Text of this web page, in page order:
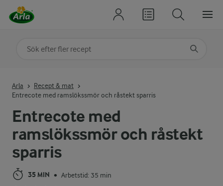
Entrecote med
ramslökssmör och råstekt
sparris
35 MIN • Arbetstid: 35 min
Arla
Recept & mat
Entrecote med ramslökssmör och råstekt sparris
Sök på kategori eller ingrediens